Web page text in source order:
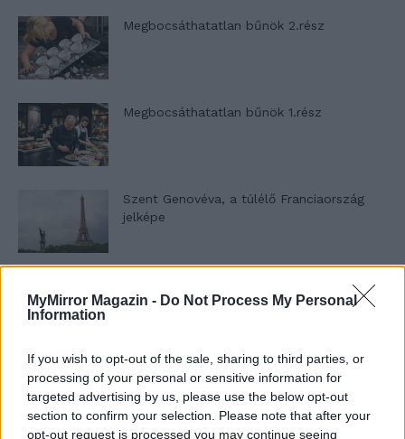
MyMirror Magazin - Do Not Process My Personal
Information
If you wish to opt-out of the sale, sharing to third parties, or
processing of your personal or sensitive information for
targeted advertising by us, please use the below opt-out
section to confirm your selection. Please note that after your
opt-out request is processed you may continue seeing
Megbocsáthatatlan bűnök 2.rész
Megbocsáthatatlan bűnök 1.rész
Szent Genovéva, a túlélő Franciaország
jelképe
Minka 11. rész